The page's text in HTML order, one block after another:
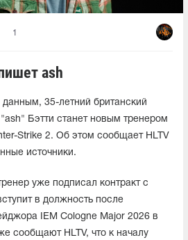
1
ash
35-летний британский
Бэтти станет новым тренером
Strike 2. Об этом сообщает HLTV
источники.
уже подписал контракт с
в должность после
IEM Cologne Major 2026 в
сообщают HLTV, что к началу